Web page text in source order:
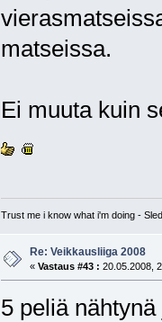
matseissa.
Ei muuta kuin
Trust me i know what i'm doing -
Re: Veikkausliiga 2008
« Vastaus #43 : 20.05.2008,
5 peliä